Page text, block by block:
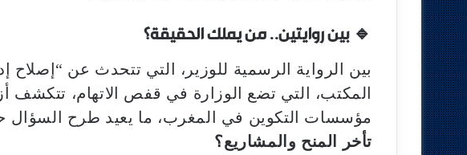
🔹 بين روايتين.. من يملك الحقيقة؟
بين الرواية الرسمية للوزير، التي تتحدث عن “إصلاح
المكتب، التي تضع الوزارة في قفص الاتهام، تتكشف
مؤسسات التكوين في المغرب، ما يعيد طرح السؤال
تأخر المنح والمشاريع؟